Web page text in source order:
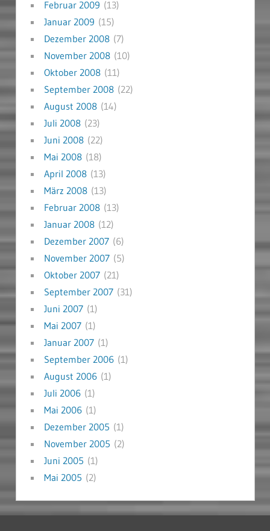
Februar 2009 (13)
Januar 2009 (15)
Dezember 2008(7)
November 2008(10)
Oktober 2008(11)
September 2008(22)
August 2008(14)
Juli 2008(23)
Juni 2008(22)
Mai 2008(18)
April 2008(13)
März 2008(13)
Februar 2008(13)
Januar 2008(12)
Dezember 2007(6)
November 2007(5)
Oktober 2007(21)
September 2007(31)
Juni 2007(1)
Mai 2007(1)
Januar 2007(1)
September 2006(1)
August 2006(1)
Juli 2006(1)
Mai 2006(1)
Dezember 2005 (1)
November 2005 (2)
Juni 2005 (1)
Mai 2005 (2)